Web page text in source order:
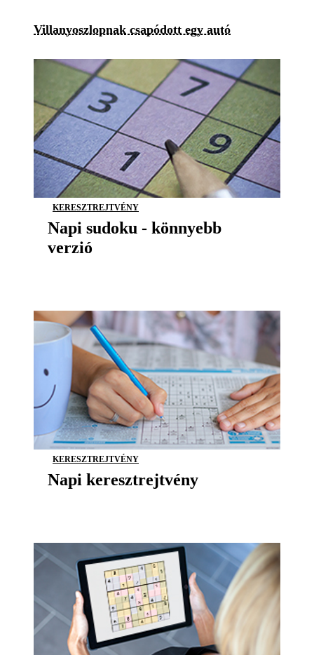
Villanyoszlopnak csapódott egy autó
KERESZTREJTVÉNY
Napi sudoku - könnyebb
verzió
KERESZTREJTVÉNY
Napi keresztrejtvény